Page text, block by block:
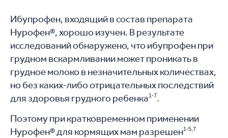
Ибупрофен, входящий в состав препарата
Нурофен®, хорошо изучен. В результате
исследований обнаружено, что ибупрофен при
грудном вскармливании может проникать в
грудное молоко в незначительных количествах,
но без каких-либо отрицательных последствий
для здоровья грудного ребенка1-7.
Поэтому при кратковременном применении
Нурофен® для кормящих мам разрешен1-5,7